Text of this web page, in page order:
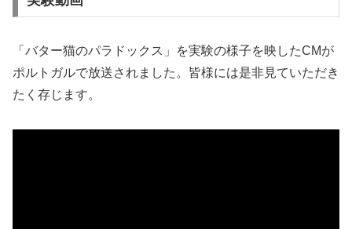
「バター猫のパラドックス」を実験の様子を映したCMが
ポルトガルで放送されました。皆様には是非見ていただき
たく存じます。